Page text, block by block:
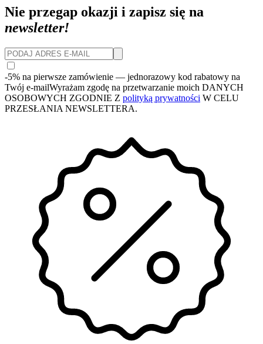
Nie przegap okazji i zapisz się na
newsletter!
-5% na pierwsze zamówienie — jednorazowy kod rabatowy na
Twój e-mailWyrażam zgodę na przetwarzanie moich DANYCH
OSOBOWYCH ZGODNIE Z polityką prywatności W CELU
PRZESŁANIA NEWSLETTERA.